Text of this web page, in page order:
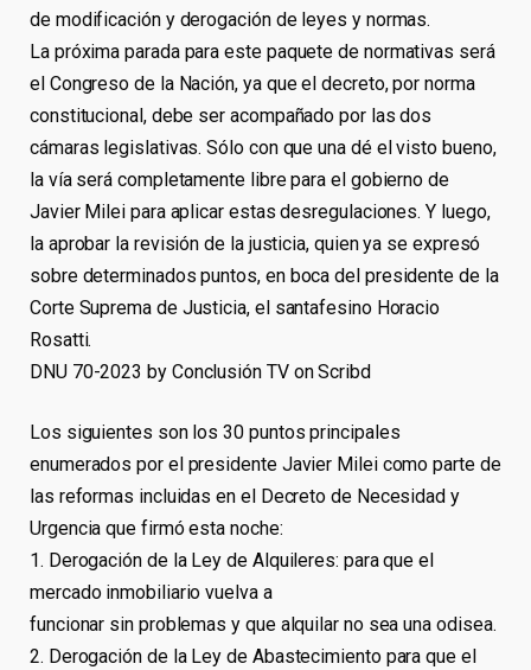
de modificación y derogación de leyes y normas.
La próxima parada para este paquete de normativas será
el Congreso de la Nación, ya que el decreto, por norma
constitucional, debe ser acompañado por las dos
cámaras legislativas. Sólo con que una dé el visto bueno,
la vía será completamente libre para el gobierno de
Javier Milei para aplicar estas desregulaciones. Y luego,
la aprobar la revisión de la justicia, quien ya se expresó
sobre determinados puntos, en boca del presidente de la
Corte Suprema de Justicia, el santafesino Horacio
Rosatti.
DNU 70-2023 by Conclusión TV on Scribd
Los siguientes son los 30 puntos principales
enumerados por el presidente Javier Milei como parte de
las reformas incluidas en el Decreto de Necesidad y
Urgencia que firmó esta noche:
1. Derogación de la Ley de Alquileres: para que el
mercado inmobiliario vuelva a
funcionar sin problemas y que alquilar no sea una odisea.
2. Derogación de la Ley de Abastecimiento para que el